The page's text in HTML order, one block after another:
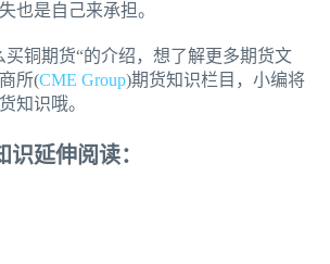
也是自己来承担。
买铜期货“的介绍，想了解更多期货文
所(CME Group)期货知识栏目，小编将
知识哦。
延伸阅读：